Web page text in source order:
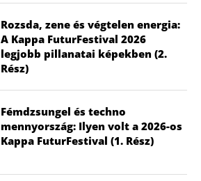
Rozsda, zene és végtelen energia:
A Kappa FuturFestival 2026
legjobb pillanatai képekben (2.
Rész)
Fémdzsungel és techno
mennyország: Ilyen volt a 2026-os
Kappa FuturFestival (1. Rész)